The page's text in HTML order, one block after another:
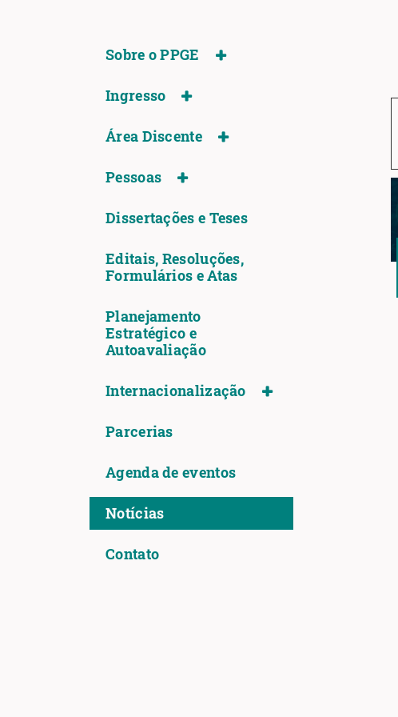
Sobre o PPGE
Ingresso
Área Discente
Pessoas
Dissertações e Teses
Editais, Resoluções,
Formulários e Atas
Planejamento
Estratégico e
Autoavaliação
Internacionalização
Parcerias
Agenda de eventos
Notícias
Contato